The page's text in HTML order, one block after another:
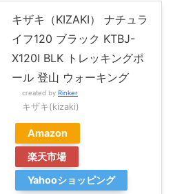
キザキ（KIZAKI） ナチュラ
イフ120 ブラック KTBJ-
X120I BLK トレッキングポ
ール 登山 ウォーキング
created by Rinker
キザキ(kizaki)
Amazon
楽天市場
Yahooショッピング